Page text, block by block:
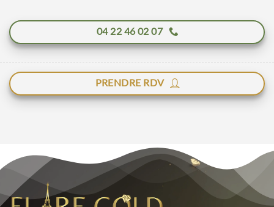
04 22 46 02 07
PRENDRE RDV